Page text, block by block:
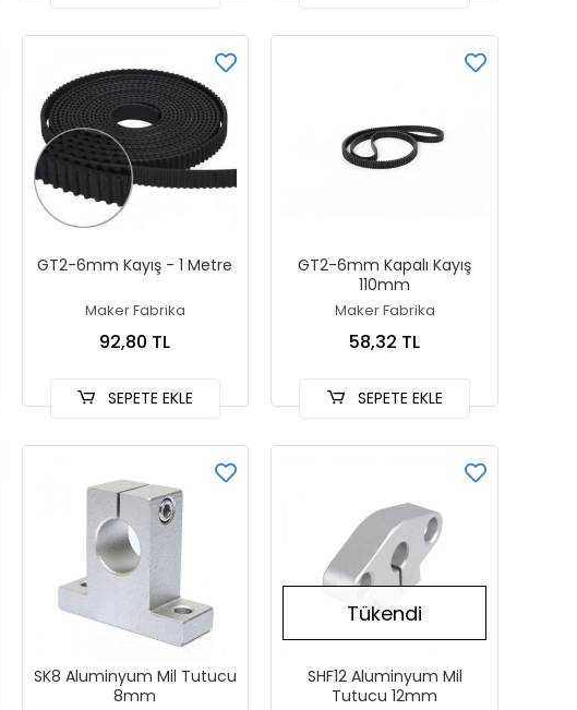
GT2-6mm Kayış - 1 Metre
Maker Fabrika
92,80 TL
SEPETE EKLE
GT2-6mm Kapalı Kayış
110mm
Maker Fabrika
58,32 TL
SEPETE EKLE
SK8 Aluminyum Mil Tutucu
8mm
Tükendi
SHF12 Aluminyum Mil
Tutucu 12mm